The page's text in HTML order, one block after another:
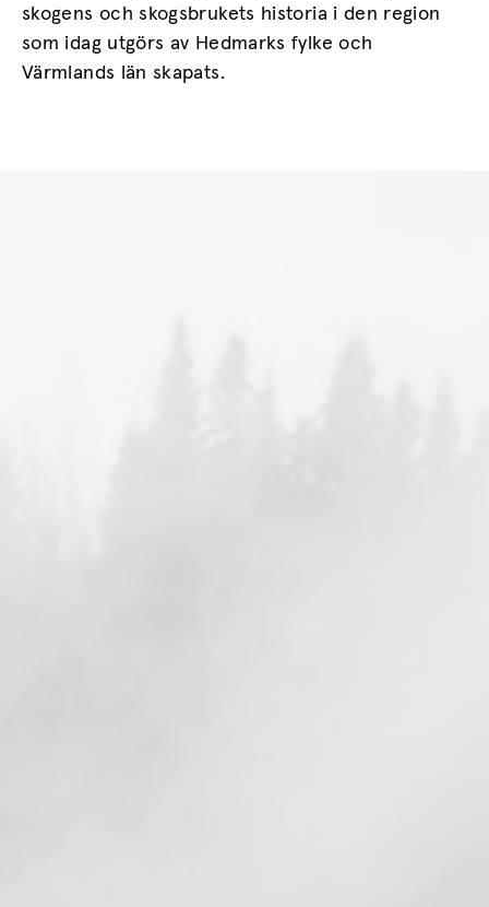
skogens och skogsbrukets historia i den region
som idag utgörs av Hedmarks fylke och
Värmlands län skapats.